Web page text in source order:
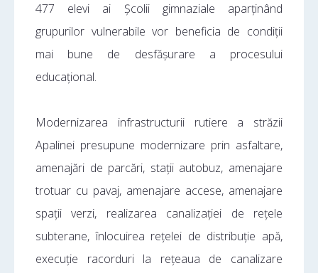
477 elevi ai Școlii gimnaziale aparținând
grupurilor vulnerabile vor beneficia de condiții
mai bune de desfășurare a procesului
educațional.
Modernizarea infrastructurii rutiere a străzii
Apalinei presupune modernizare prin asfaltare,
amenajări de parcări, stații autobuz, amenajare
trotuar cu pavaj, amenajare accese, amenajare
spații verzi, realizarea canalizației de rețele
subterane, înlocuirea rețelei de distribuție apă,
execuție racorduri la rețeaua de canalizare